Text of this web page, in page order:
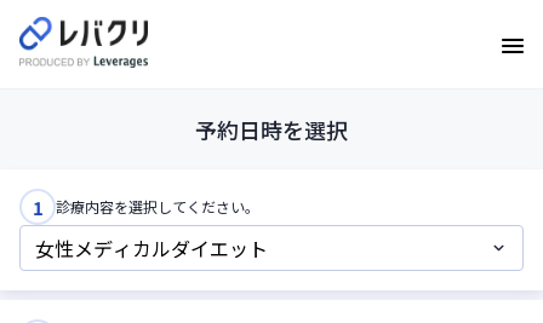
予約日時を選択
1 診療内容を選択してください。